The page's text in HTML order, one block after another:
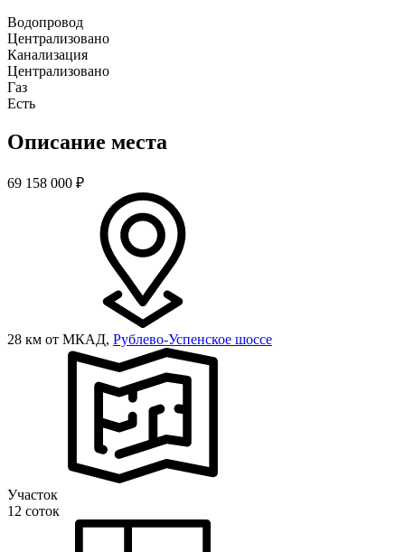
Водопровод
Централизовано
Канализация
Централизовано
Газ
Есть
Описание места
69 158 000 ₽
28 км от МКАД, Рублево-Успенское шоссе
Участок
12 соток